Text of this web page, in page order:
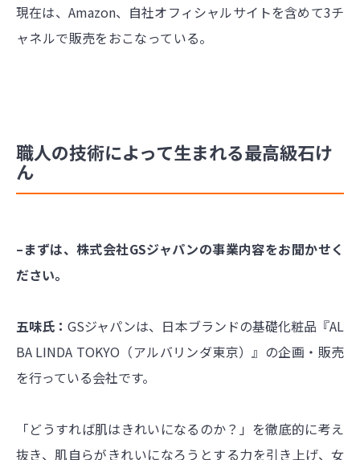
現在は、Amazon、自社オフィシャルサイトを含めて3チ
ャネルで販売をおこなっている。
職人の技術によって生まれる最高級石け
ん
–まずは、株式会社GSジャパンの事業内容をお聞かせく
ださい。
五味氏：GSジャパンは、日本ブランドの基礎化粧品『AL
BA LINDA TOKYO（アルバリンダ東京）』の企画・販売
を行っている会社です。
「どうすれば肌はきれいになるのか？」を徹底的に考え
抜き、肌自らがきれいになろうとする力を引き上げ、女